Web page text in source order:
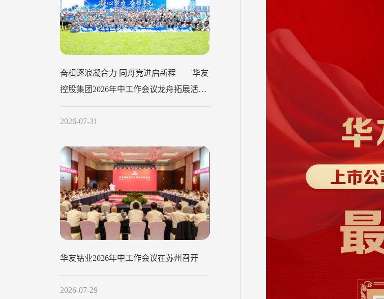
奋楫逐浪凝合力 同舟竞进启新程——华友
控股集团2026年中工作会议龙舟拓展活动
2026-07-31
华友钴业2026年中工作会议在苏州召开
2026-07-29